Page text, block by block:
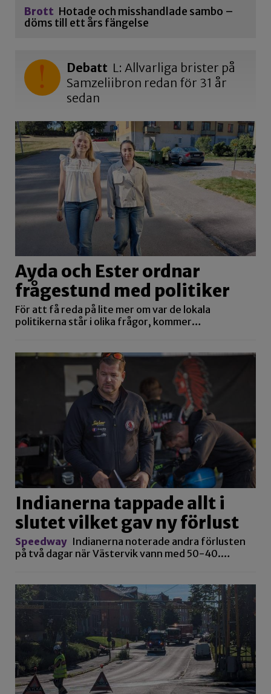
Brott Hotade och misshandlade sambo –
döms till ett års fängelse
Debatt L: Allvarliga brister på
Samzeliibron redan för 31 år
sedan
Ayda och Ester ordnar
frågestund med politiker
För att få reda på lite mer om var de lokala
politikerna står i olika frågor, kommer…
Indianerna tappade allt i
slutet vilket gav ny förlust
Speedway Indianerna noterade andra förlusten
på två dagar när Västervik vann med 50-40.…